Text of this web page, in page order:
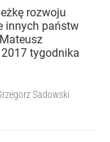
rozwoju
innych państw
2017 tygodnika
Sadowski